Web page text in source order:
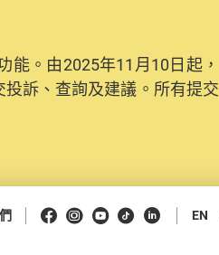
。由2025年11月10日起，
訴、查詢及建議。所有提交
Facebook
Instagram
Youtube
抖音領英 EN